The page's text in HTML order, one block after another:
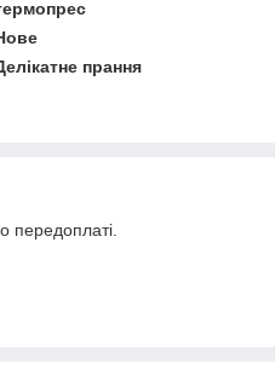
прання
передоплаті.